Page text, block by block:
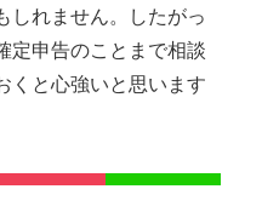
しれません。したがっ
定申告のことまで相談
くと心強いと思います